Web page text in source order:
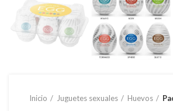
Inicio Juguetes sexuales Huevos